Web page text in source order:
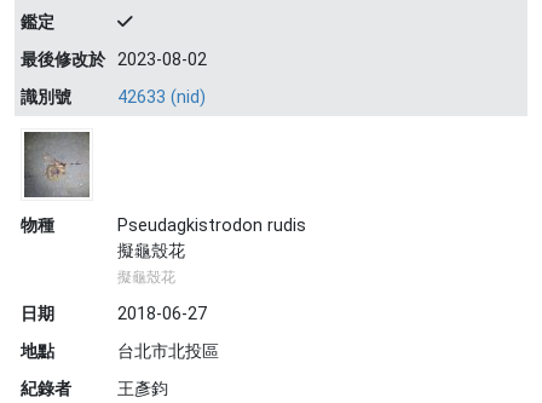
鑑定
最後修改於 2023-08-02
識別號
42633 (nid)
物種
Pseudagkistrodon rudis
擬龜殼花
擬龜殼花
日期
2018-06-27
地點
台北市北投區
紀錄者
王彥鈞